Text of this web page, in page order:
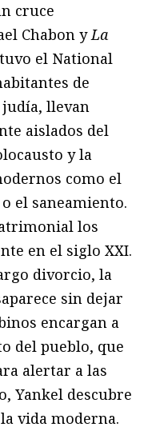
cruce
Chabon yLa
el National
de
llevan
aislados del
y la
como el
o el saneamiento.
los
en el siglo XXI.
divorcio, la
sin dejar
encargan a
del pueblo, que
alertar a las
Yankel descubre
vida moderna.